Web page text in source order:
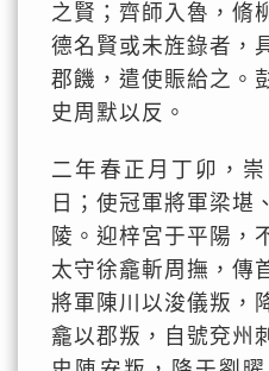
之賢；齊師入魯，脩
德名賢或未旌錄者，
郡饑，遣使賑給之。
史周默以反。
二年春正月丁卯，
日；使冠軍將軍梁堪
陵。迎梓宮于平陽，
太守徐龕斬周撫，傳
將軍陳川以浚儀叛，
龕以郡叛，自號兗州